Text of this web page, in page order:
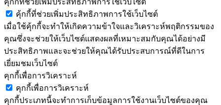
คุ้กกี้ที่ช่วยเพิ่มประสิทธิภาพการใช้เว็บไซต์
เมื่อใช้คุ้กกี้จะทำให้เกิดความข้าใจและวิเคราะห์พฤติกรรมของ
คุณซึ่งจะช่วยให้เว็บไซต์แสดงผลที่เหมาะสมกับคุณได้อย่างมี
ประสิทธิภาพและจะช่วยให้คุณได้รับประสบการณ์ที่ดีในการ
เยี่ยมชมเว็บไซต์
คุกกี้เพื่อการวิเคราะห์
คุกกี้เพื่อการวิเคราะห์
คุกกี้ประเภทนี้จะทำการเก็บข้อมูลการใช้งานเว็บไซต์ของคุณ